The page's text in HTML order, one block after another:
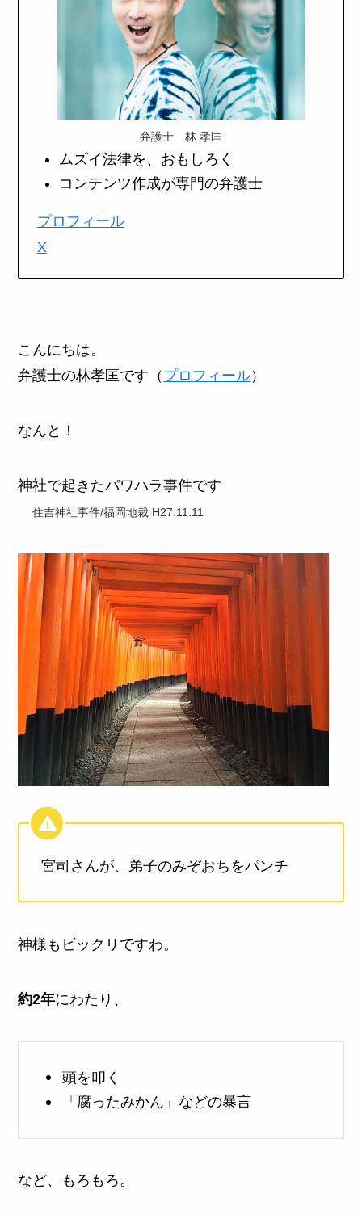
弁護士 林 孝匡
ムズイ法律を、おもしろく
コンテンツ作成が専門の弁護士
プロフィール
X
こんにちは。
弁護士の林孝匡です（ プロフィール）
なんと！
神社で起きたパワハラ事件です
住吉神社事件/福岡地裁 H27.11.11
宮司さんが、弟子のみぞおちをパンチ
神様もビックリですわ。
約2年にわたり、
頭を叩く
「腐ったみかん」などの暴言
など、もろもろ。